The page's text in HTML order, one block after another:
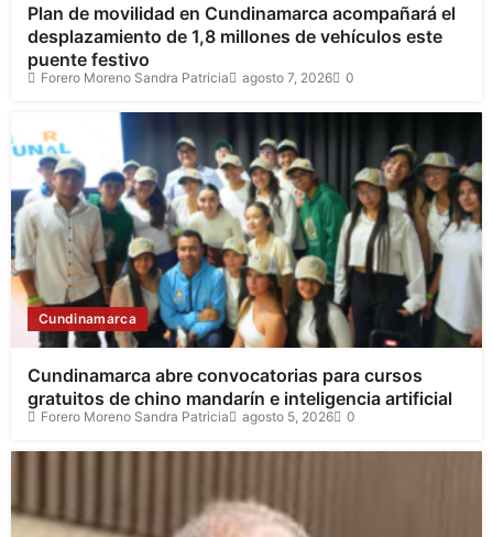
Plan de movilidad en Cundinamarca acompañará el
desplazamiento de 1,8 millones de vehículos este
puente festivo
Forero Moreno Sandra Patricia agosto 7, 2026 0
Cundinamarca
Cundinamarca abre convocatorias para cursos
gratuitos de chino mandarín e inteligencia artificial
Forero Moreno Sandra Patricia agosto 5, 2026 0